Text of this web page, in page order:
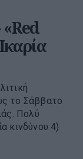
το Σάββατο
Πολύ
κινδύνου 4)